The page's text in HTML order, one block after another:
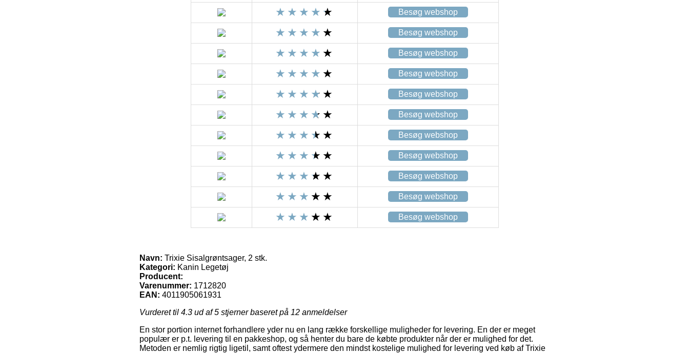
Besøg webshop
Besøg webshop
Besøg webshop
Besøg webshop
Besøg webshop
Besøg webshop
Besøg webshop
Besøg webshop
Besøg webshop
Besøg webshop
Besøg webshop
Navn: Trixie Sisalgrøntsager, 2 stk.
Kategori: Kanin Legetøj
Producent:
Varenummer: 1712820
EAN: 4011905061931
Vurderet til 4.3 ud af 5 stjerner baseret på 12 anmeldelser
En stor portion internet forhandlere yder nu en lang række forskellige muligheder for levering. En der er meget
populær er p.t. levering til en pakkeshop, og så henter du bare de købte produkter når der er mulighed for det.
Metoden er nemlig rigtig ligetil, samt oftest ydermere den mindst kostelige mulighed for levering ved køb af Trixie